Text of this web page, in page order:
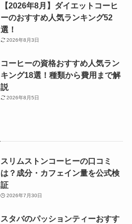
【2026年8月】ダイエットコーヒ
ーのおすすめ人気ランキング52
選！
2026年8月3日
コーヒーの資格おすすめ人気ラン
キング18選！種類から費用まで解
説
2026年8月5日
スリムストンコーヒーの口コミ
は？成分・カフェイン量を公式検
証
2026年7月30日
スタバのパッションティーおすす